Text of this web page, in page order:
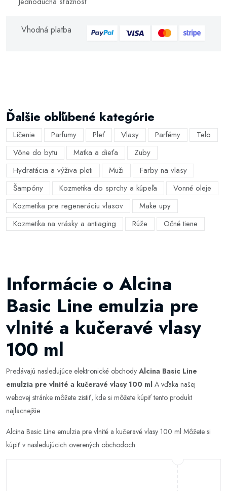
Vhodná platba
Ďalšie obľúbené kategórie
Líčenie Parfumy Pleť Vlasy Parfémy
Telo
Vône do bytu
Matka a dieťa
Zuby
Hydratácia a výživa pleti
Muži
Farby na vlasy
Šampóny
Kozmetika do sprchy a kúpeľa
Vonné oleje
Kozmetika pre regeneráciu vlasov
Make upy
Kozmetika na vrásky a antiaging
Rúže Očné tiene
Informácie o Alcina
Basic Line emulzia pre
vlnité a kučeravé vlasy
100 ml
Predávajú nasledujúce elektronické obchody Alcina Basic Line
emulzia pre vlnité a kučeravé vlasy 100 ml A vďaka našej
webovej stránke môžete zistiť, kde si môžete kúpiť tento produkt
najlacnejšie.
Alcina Basic Line emulzia pre vlnité a kučeravé vlasy 100 ml Môžete si
kúpiť v nasledujúcich overených obchodoch: